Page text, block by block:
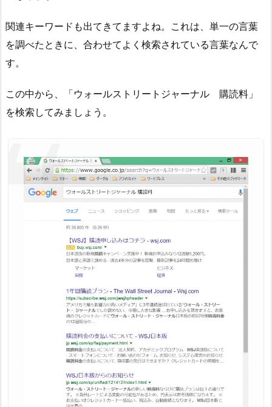
関連キーワードも出てきてますよね。これは、単一の言葉
を調べたときに、合わせてよく検索されている言葉なんで
す。
この中から、「ウォールストリートジャーナル 購読料」
を検索してみましょう。